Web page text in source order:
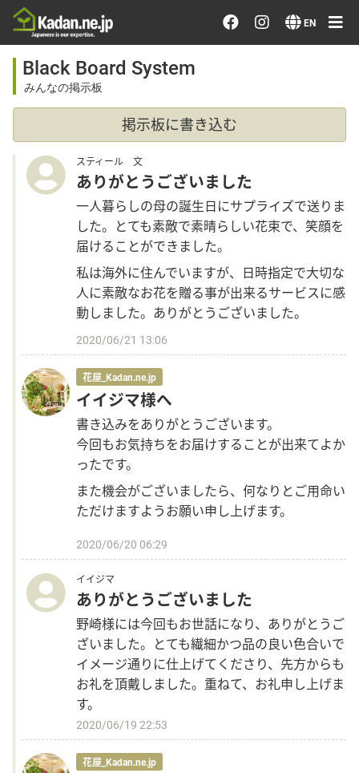
EN
Order/Search Flowers
Designer's Choice
Recent Examples
Our Designers
Emotions on Flowers
Testimonials
Member
Sign in
Sign up
other
Flower language
About us
Privacy Policy
facebook
instagram
Language
Black Board System
みんなの掲示板
掲示板に書き込む
スティール 文
ありがとうございました
一人暮らしの母の誕生日にサプライズで送りま
した。とても素敵で素晴らしい花束で、笑顔を
届けることができました。
私は海外に住んでいますが、日時指定で大切な
人に素敵なお花を贈る事が出来るサービスに感
動しました。ありがとうございました。
2020/06/21 13:06
花屋_Kadan.ne.jp
イイジマ様へ
書き込みをありがとうございます。
今回もお気持ちをお届けすることが出来てよか
ったです。
また機会がございましたら、何なりとご用命い
ただけますようお願い申し上げます。
2020/06/20 06:29
イイジマ
ありがとうございました
野崎様には今回もお世話になり、ありがとうご
ざいました。とても繊細かつ品の良い色合いで
イメージ通りに仕上げてくださり、先方からも
お礼を頂戴しました。重ねて、お礼申し上げま
す。
2020/06/19 22:53
花屋_Kadan.ne.jp